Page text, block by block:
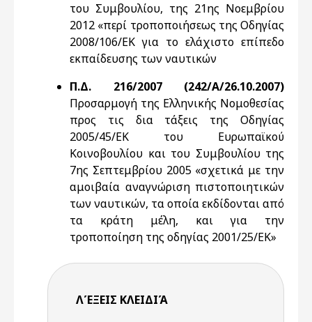
του Συμβουλίου, της 21ης Νοεμβρίου
2012 «περί τροποποιήσεως της Οδηγίας
2008/106/ΕΚ για το ελάχιστο επίπεδο
εκπαίδευσης των ναυτικών
Π.Δ. 216/2007 (242/Α/26.10.2007)
Προσαρμογή της Ελληνικής Νομοθεσίας
προς τις δια τάξεις της Οδηγίας
2005/45/ΕΚ του Ευρωπαϊκού
Κοινοβουλίου και του Συμβουλίου της
7ης Σεπτεμβρίου 2005 «σχετικά με την
αμοιβαία αναγνώριση πιστοποιητικών
των ναυτικών, τα οποία εκδίδονται από
τα κράτη μέλη, και για την
τροποποίηση της οδηγίας 2001/25/ΕΚ»
ΛΈΞΕΙΣ KΛΕΙΔΙΆ